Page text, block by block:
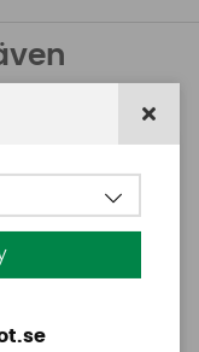
(fenskruv)